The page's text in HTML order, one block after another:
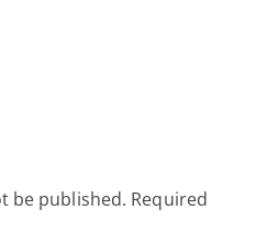
be published. Required